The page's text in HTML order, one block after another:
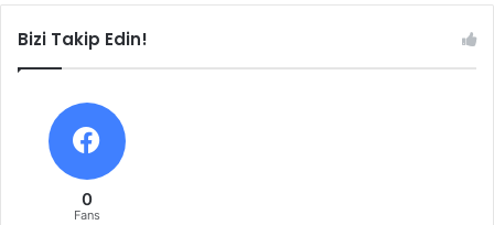
Bizi Takip Edin!
0
Fans